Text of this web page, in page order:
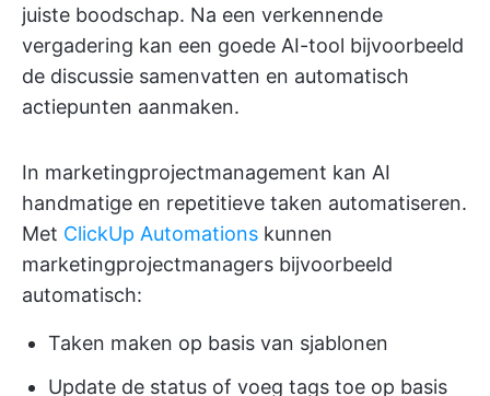
juiste boodschap. Na een verkennende
vergadering kan een goede AI-tool bijvoorbeeld
de discussie samenvatten en automatisch
actiepunten aanmaken.
In marketingprojectmanagement kan AI
handmatige en repetitieve taken automatiseren.
Met ClickUp Automations kunnen
marketingprojectmanagers bijvoorbeeld
automatisch:
Taken maken op basis van sjablonen
Update de status of voeg tags toe op basis